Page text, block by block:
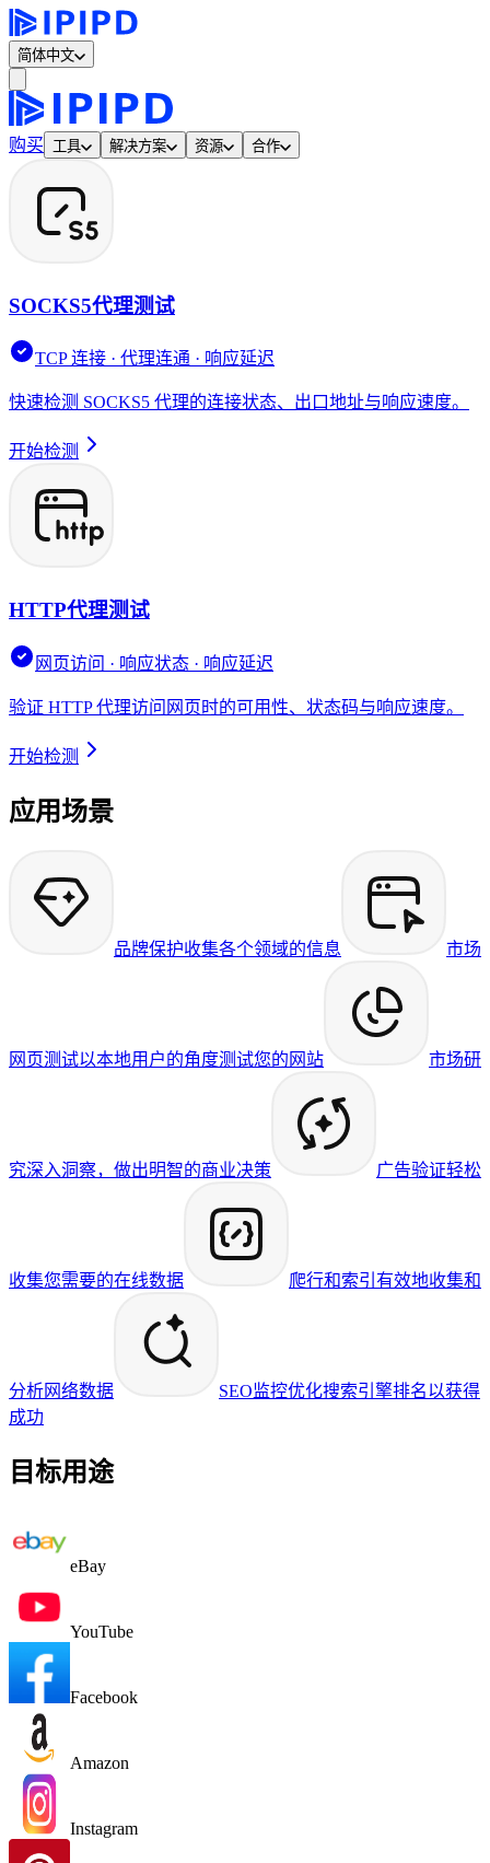
简体中文
购买 工具 解决方案 资源 合作
SOCKS5代理测试
TCP 连接 · 代理连通 · 响应延迟
快速检测 SOCKS5 代理的连接状态、出口地址与响应速度。
开始检测
HTTP代理测试
网页访问 · 响应状态 · 响应延迟
验证 HTTP 代理访问网页时的可用性、状态码与响应速度。
开始检测
应用场景
品牌保护收集各个领域的信息 市场
网页测试以本地用户的角度测试您的网站 市场研
究深入洞察，做出明智的商业决策 广告验证轻松
收集您需要的在线数据 爬行和索引 有效地收集和
分析网络数据 SEO监控优化搜索引擎排名以获得
成功
目标用途
eBay
YouTube
Facebook
Amazon
Instagram